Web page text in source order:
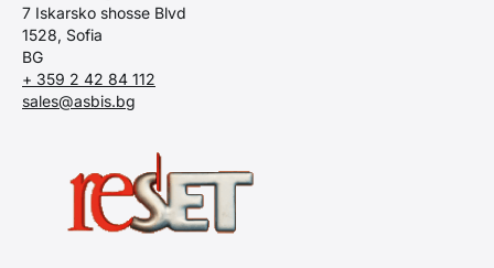
7 Iskarsko shosse Blvd
1528, Sofia
BG
+ 359 2 42 84 112
sales@asbis.bg